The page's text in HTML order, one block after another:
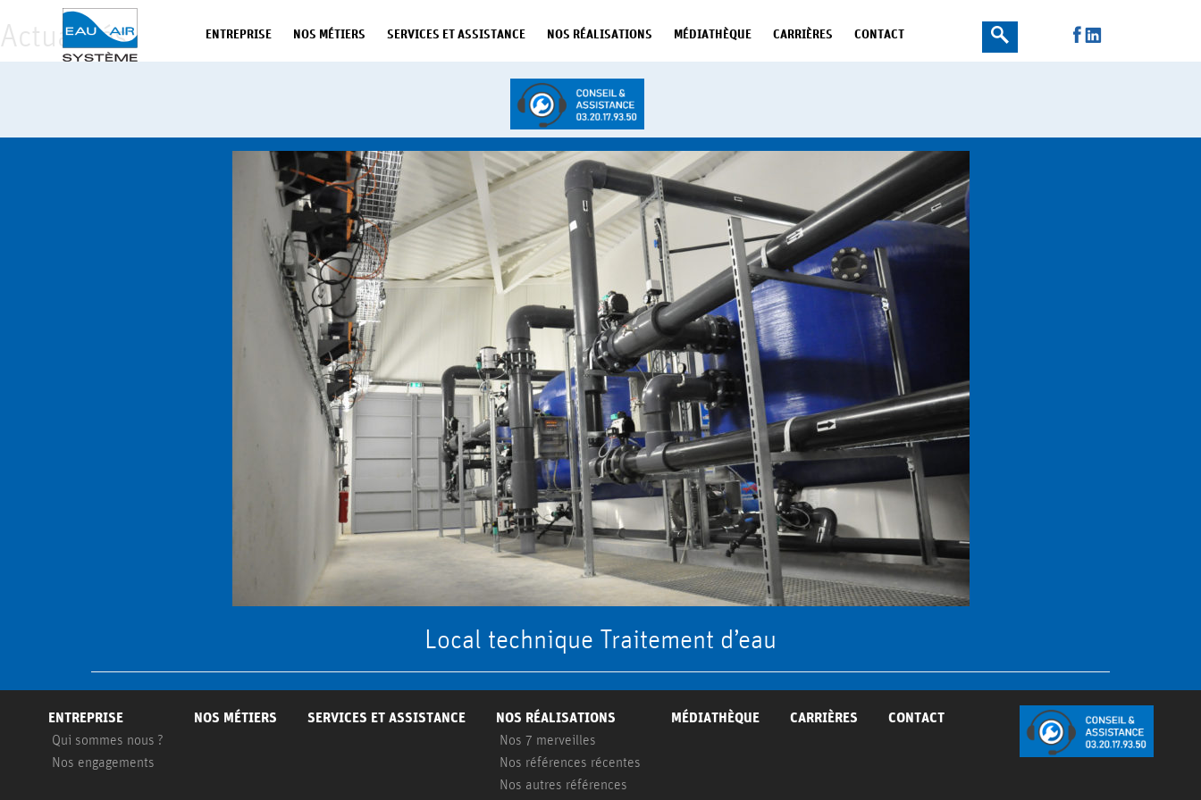
ENTREPRISE NOS MÉTIERS SERVICES ET ASSISTANCE NOS RÉALISATIONS MÉDIATHÈQUE CARRIÈRES CONTACT
Actualités
Local technique Traitement d’eau
ENTREPRISE
Qui sommes nous ?
Nos engagements
NOS MÉTIERS SERVICES ET ASSISTANCE NOS RÉALISATIONS
Nos 7 merveilles
Nos références récentes
Nos autres références
MÉDIATHÈQUE CARRIÈRES CONTACT
Panneau de gestion des cookies